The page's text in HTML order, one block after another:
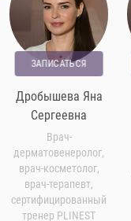
ЗАПИСАТЬСЯ
Дробышева Яна
Сергеевна
Врач-
дерматовенеролог,
врач-косметолог,
врач-терапевт,
сертифицированный
тренер PLINEST